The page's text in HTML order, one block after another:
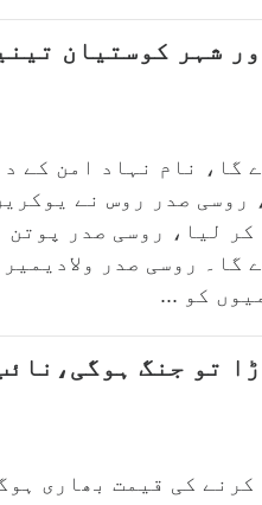
شہر کوستیان
گا، نام نہاد امن کے
روسی صدر روس نے
لیا، روسی صدر پوتن
گا۔ روسی صدر
کو ...
تو جنگ
کی قیمت بھاری